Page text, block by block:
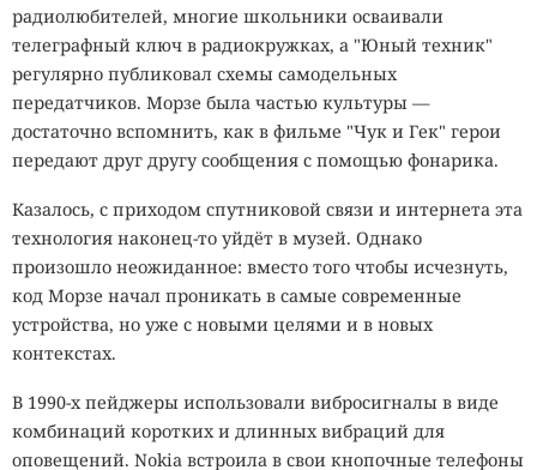
радиолюбителей, многие школьники осваивали
телеграфный ключ в радиокружках, а "Юный техник"
регулярно публиковал схемы самодельных
передатчиков. Морзе была частью культуры —
достаточно вспомнить, как в фильме "Чук и Гек" герои
передают друг другу сообщения с помощью фонарика.
Казалось, с приходом спутниковой связи и интернета эта
технология наконец-то уйдёт в музей. Однако
произошло неожиданное: вместо того чтобы исчезнуть,
код Морзе начал проникать в самые современные
устройства, но уже с новыми целями и в новых
контекстах.
В 1990-х пейджеры использовали вибросигналы в виде
комбинаций коротких и длинных вибраций для
оповещений. Nokia встроила в свои кнопочные телефоны